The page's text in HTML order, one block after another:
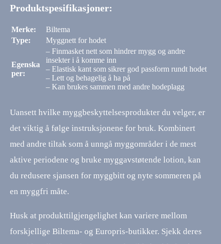
Produktspesifikasjoner:
Merke:
Biltema
Type:
Myggnett for hodet
Egenska
per:
– Finmasket nett som hindrer mygg og andre
insekter i å komme inn
– Elastisk kant som sikrer god passform rundt hodet
– Lett og behagelig å ha på
– Kan brukes sammen med andre hodeplagg
Uansett hvilke myggbeskyttelsesprodukter du velger, er
det viktig å følge instruksjonene for bruk. Kombinert
med andre tiltak som å unngå myggområder i de mest
aktive periodene og bruke myggavstøtende lotion, kan
du redusere sjansen for myggbitt og nyte sommeren på
en myggfri måte.
Husk at produkttilgjengelighet kan variere mellom
forskjellige Biltema- og Europris-butikker. Sjekk deres